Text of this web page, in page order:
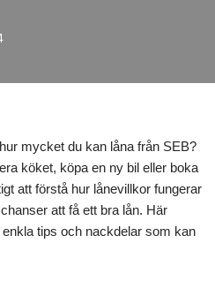
mycket du kan låna från SEB?
köket, köpa en ny bil eller boka
att förstå hur lånevillkor fungerar
att få ett bra lån. Här
tips och nackdelar som kan